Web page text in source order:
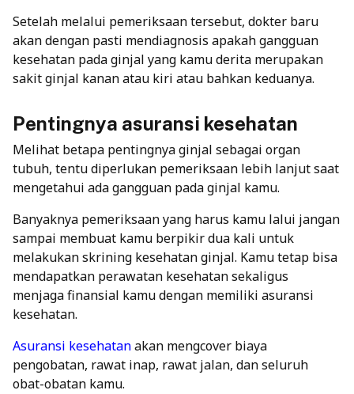
Setelah melalui pemeriksaan tersebut, dokter baru
akan dengan pasti mendiagnosis apakah gangguan
kesehatan pada ginjal yang kamu derita merupakan
sakit ginjal kanan atau kiri atau bahkan keduanya.
Pentingnya asuransi kesehatan
Melihat betapa pentingnya ginjal sebagai organ
tubuh, tentu diperlukan pemeriksaan lebih lanjut saat
mengetahui ada gangguan pada ginjal kamu.
Banyaknya pemeriksaan yang harus kamu lalui jangan
sampai membuat kamu berpikir dua kali untuk
melakukan skrining kesehatan ginjal. Kamu tetap bisa
mendapatkan perawatan kesehatan sekaligus
menjaga finansial kamu dengan memiliki asuransi
kesehatan.
Asuransi kesehatanakan mengcover biaya
pengobatan, rawat inap, rawat jalan, dan seluruh
obat-obatan kamu.